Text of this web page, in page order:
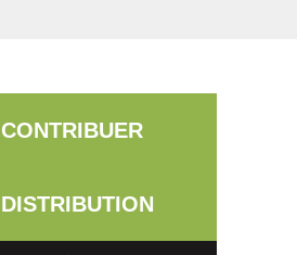
CONTRIBUER
DISTRIBUTION